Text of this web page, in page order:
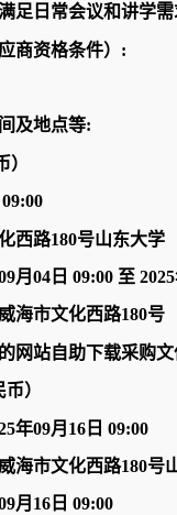
足日常会议和讲学
商资格条件） :
及地点等:
西路180号山东大学
月04日 09:00 至
海市文化西路180号
网站自助下载采购文
）
年09月16日 09:00
海市文化西路180号
月16日 09:00